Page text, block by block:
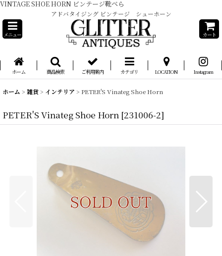
VINTAGE SHOE HORN ビンテージ靴べら
アドバタイジング ビンテージ シューホーン
メニュー カート
ホーム 商品検索 ご利用案内 カテゴリ LOCATION Instagram
ホーム > 雑貨> インテリア > PETER'S Vinateg Shoe Horn
PETER'S Vinateg Shoe Horn [231006-2]